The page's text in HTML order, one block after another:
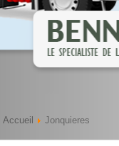
Accueil Jonquieres